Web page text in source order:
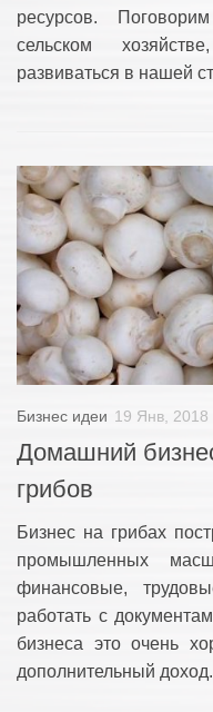
ресурсов.
сельском
развиваться в нашей
Бизнес идеи 19 Янв, 2018
Домашний
грибов
Бизнес на грибах
промышленных
финансовые,
работать с
бизнеса это очень
дополнительный доход.